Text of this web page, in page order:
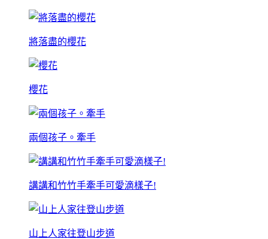
將落盡的櫻花
櫻花
兩個孩子。牽手
講講和竹竹手牽手可愛滴樣子!
山上人家往登山步道